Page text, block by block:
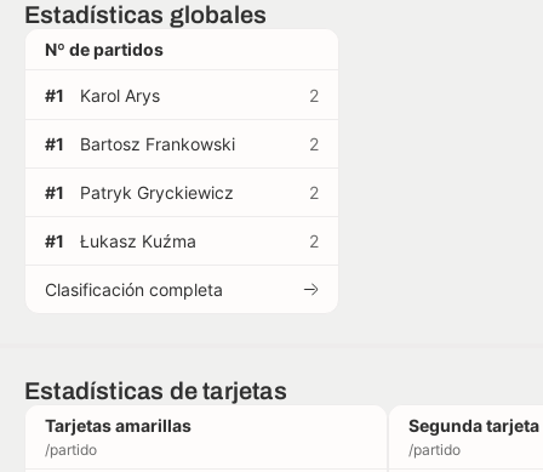
Palmarés
Estadios
Estadísticas globales
Nº de partidos
#1 Karol Arys 2
#1 Bartosz Frankowski 2
#1 Patryk Gryckiewicz 2
#1 Łukasz Kuźma 2
Clasificación completa
Estadísticas de tarjetas
Tarjetas amarillas
/partido
Segunda
/partido